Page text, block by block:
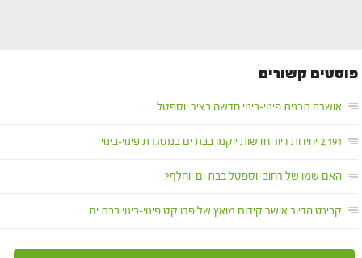
פוסטים קשורים
אושרה תכנית פינוי-בינוי חדשה בציר יוספטל
2,191 יחידות דיור חדשות יוקמו בבת ים במסגרת פינוי-בינוי
האם שמו של רחוב יוספטל בבת ים יוחלף?
קבינט הדיור אישר קידום מואץ של פרויקט פינוי-בינוי בבת ים